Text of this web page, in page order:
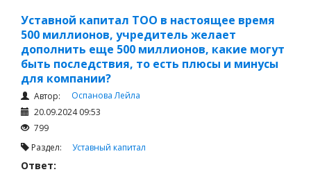
Уставной капитал ТОО в настоящее время
500 миллионов, учредитель желает
дополнить еще 500 миллионов, какие могут
быть последствия, то есть плюсы и минусы
для компании?
Автор:
Оспанова Лейла
20.09.2024 09:53
799
Раздел: Уставный капитал
Ответ: